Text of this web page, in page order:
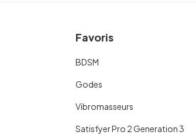
Favoris
BDSM
Godes
Vibromasseurs
Satisfyer Pro 2 Generation 3